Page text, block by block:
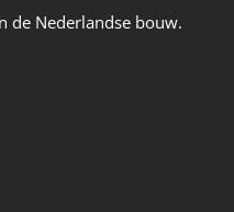
de Nederlandse bouw.